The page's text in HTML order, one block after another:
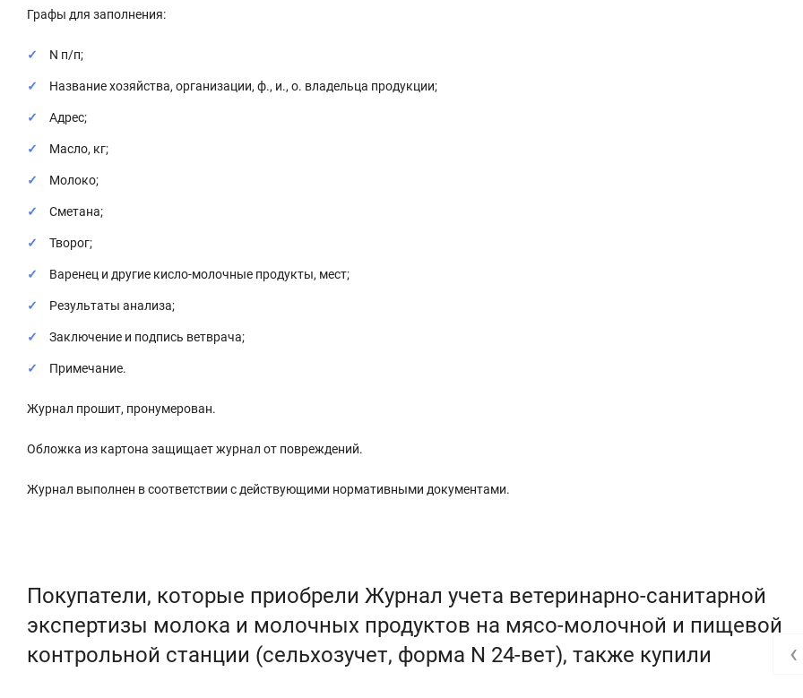
Графы для заполнения:
N п/п;
Название хозяйства, организации, ф., и., о. владельца продукции;
Адрес;
Масло, кг;
Молоко;
Сметана;
Творог;
Варенец и другие кисло-молочные продукты, мест;
Результаты анализа;
Заключение и подпись ветврача;
Примечание.
Журнал прошит, пронумерован.
Обложка из картона защищает журнал от повреждений.
Журнал выполнен в соответствии с действующими нормативными документами.
Покупатели, которые приобрели Журнал учета ветеринарно-санитарной
экспертизы молока и молочных продуктов на мясо-молочной и пищевой
контрольной станции (сельхозучет, форма N 24-вет), также купили
‹